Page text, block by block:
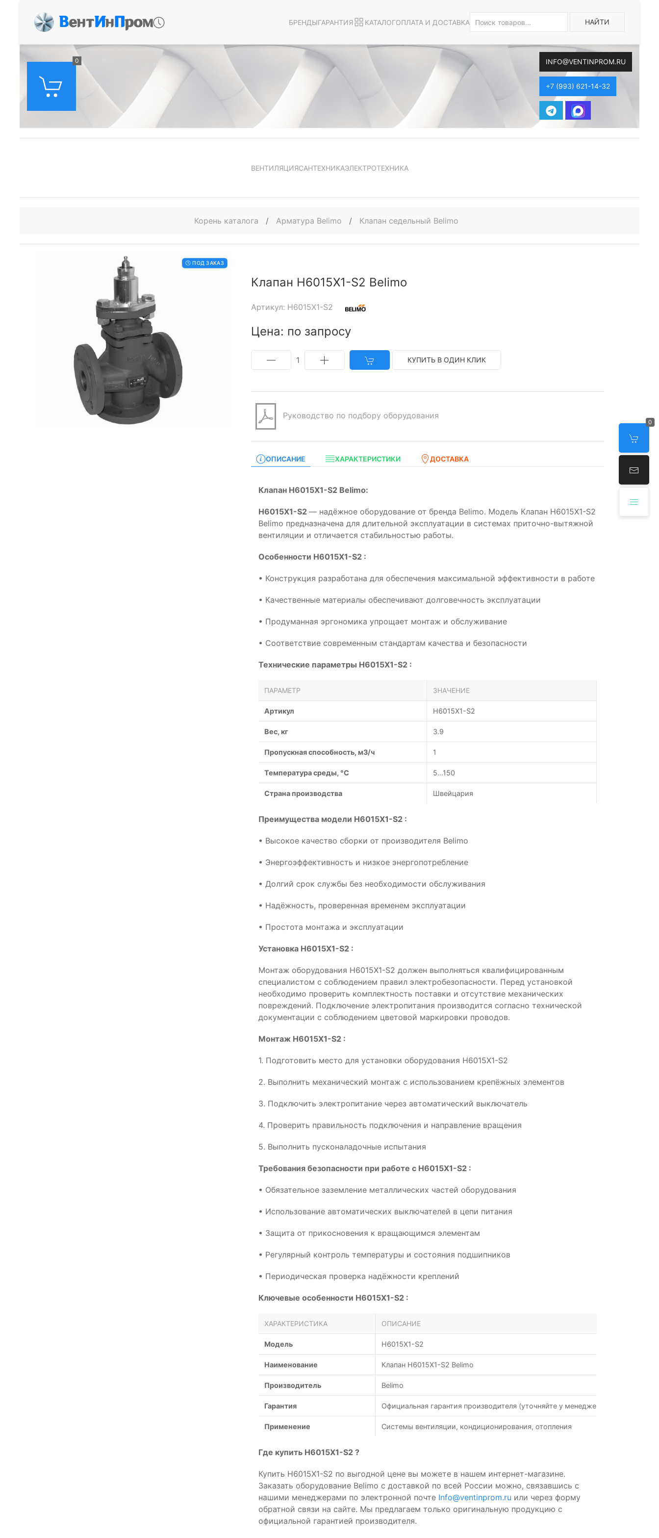
ВентИнПром БРЕНДЫГАРАНТИЯ КАТАЛОГОПЛАТА И ДОСТАВКА НАЙТИ
0 INFO@VENTINPROM.RU
+7 (993) 621-14-32
0
ВЕНТИЛЯЦИЯСАНТЕХНИКАЭЛЕКТРОТЕХНИКА
Корень каталога / Арматура Belimo / Клапан седельный Belimo
🕒 ПОД ЗАКАЗ
Клапан H6015X1-S2 Belimo
Артикул: H6015X1-S2
Цена: по запросу
1 КУПИТЬ В ОДИН КЛИК
Руководство по подбору оборудования
ОПИСАНИЕ ХАРАКТЕРИСТИКИ ДОСТАВКА
Клапан H6015X1-S2 Belimo:
H6015X1-S2 — надёжное оборудование от бренда Belimo. Модель Клапан H6015X1-S2
Belimo предназначена для длительной эксплуатации в системах приточно-вытяжной
вентиляции и отличается стабильностью работы.
Особенности H6015X1-S2 :
• Конструкция разработана для обеспечения максимальной эффективности в работе
• Качественные материалы обеспечивают долговечность эксплуатации
• Продуманная эргономика упрощает монтаж и обслуживание
• Соответствие современным стандартам качества и безопасности
Технические параметры H6015X1-S2 :
ПАРАМЕТР ЗНАЧЕНИЕ
Артикул H6015X1-S2
Вес, кг 3.9
Пропускная способность, м3/ч 1
Температура среды, °С 5…150
Страна производства Швейцария
Преимущества модели H6015X1-S2 :
• Высокое качество сборки от производителя Belimo
• Энергоэффективность и низкое энергопотребление
• Долгий срок службы без необходимости обслуживания
• Надёжность, проверенная временем эксплуатации
• Простота монтажа и эксплуатации
Установка H6015X1-S2 :
Монтаж оборудования H6015X1-S2 должен выполняться квалифицированным
специалистом с соблюдением правил электробезопасности. Перед установкой
необходимо проверить комплектность поставки и отсутствие механических
повреждений. Подключение электропитания производится согласно технической
документации с соблюдением цветовой маркировки проводов.
Монтаж H6015X1-S2 :
1. Подготовить место для установки оборудования H6015X1-S2
2. Выполнить механический монтаж с использованием крепёжных элементов
3. Подключить электропитание через автоматический выключатель
4. Проверить правильность подключения и направление вращения
5. Выполнить пусконаладочные испытания
Требования безопасности при работе с H6015X1-S2 :
• Обязательное заземление металлических частей оборудования
• Использование автоматических выключателей в цепи питания
• Защита от прикосновения к вращающимся элементам
• Регулярный контроль температуры и состояния подшипников
• Периодическая проверка надёжности креплений
Ключевые особенности H6015X1-S2 :
ХАРАКТЕРИСТИКА ОПИСАНИЕ
Модель H6015X1-S2
Наименование Клапан H6015X1-S2 Belimo
Производитель Belimo
Гарантия Официальная гарантия производителя (уточняйте у менеджеров)
Применение Системы вентиляции, кондиционирования, отопления
Где купить H6015X1-S2 ?
Купить H6015X1-S2 по выгодной цене вы можете в нашем интернет-магазине.
Заказать оборудование Belimo с доставкой по всей России можно, связавшись с
нашими менеджерами по электронной почте Info@ventinprom.ru или через форму
обратной связи на сайте. Мы предлагаем только оригинальную продукцию с
официальной гарантией производителя.